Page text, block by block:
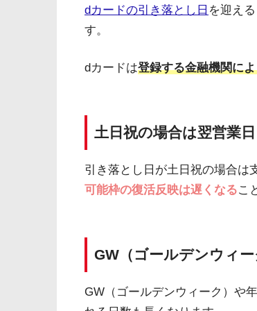
dカードの引き落とし日 を迎え
す。
dカードは登録する金融機関に
土日祝の場合は翌営業日
引き落とし日が土日祝の場合は
可能枠の復活反映は遅くなるこ
GW（ゴールデンウィ
GW（ゴールデンウィーク）や